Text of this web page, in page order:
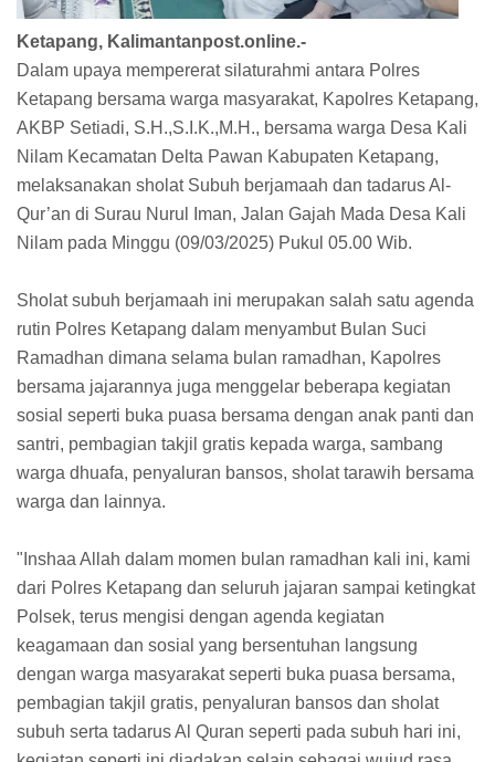
Ketapang, Kalimantanpost.online.-
Dalam upaya mempererat silaturahmi antara Polres
Ketapang bersama warga masyarakat, Kapolres Ketapang,
AKBP Setiadi, S.H.,S.I.K.,M.H., bersama warga Desa Kali
Nilam Kecamatan Delta Pawan Kabupaten Ketapang,
melaksanakan sholat Subuh berjamaah dan tadarus Al-
Qur’an di Surau Nurul Iman, Jalan Gajah Mada Desa Kali
Nilam pada Minggu (09/03/2025) Pukul 05.00 Wib.
Sholat subuh berjamaah ini merupakan salah satu agenda
rutin Polres Ketapang dalam menyambut Bulan Suci
Ramadhan dimana selama bulan ramadhan, Kapolres
bersama jajarannya juga menggelar beberapa kegiatan
sosial seperti buka puasa bersama dengan anak panti dan
santri, pembagian takjil gratis kepada warga, sambang
warga dhuafa, penyaluran bansos, sholat tarawih bersama
warga dan lainnya.
"Inshaa Allah dalam momen bulan ramadhan kali ini, kami
dari Polres Ketapang dan seluruh jajaran sampai ketingkat
Polsek, terus mengisi dengan agenda kegiatan
keagamaan dan sosial yang bersentuhan langsung
dengan warga masyarakat seperti buka puasa bersama,
pembagian takjil gratis, penyaluran bansos dan sholat
subuh serta tadarus Al Quran seperti pada subuh hari ini,